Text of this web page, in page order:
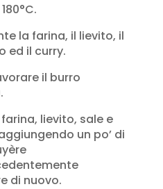
la farina, il lievito, il
ed il curry.
il burro
lievito, sale e
un po’ di
di nuovo.